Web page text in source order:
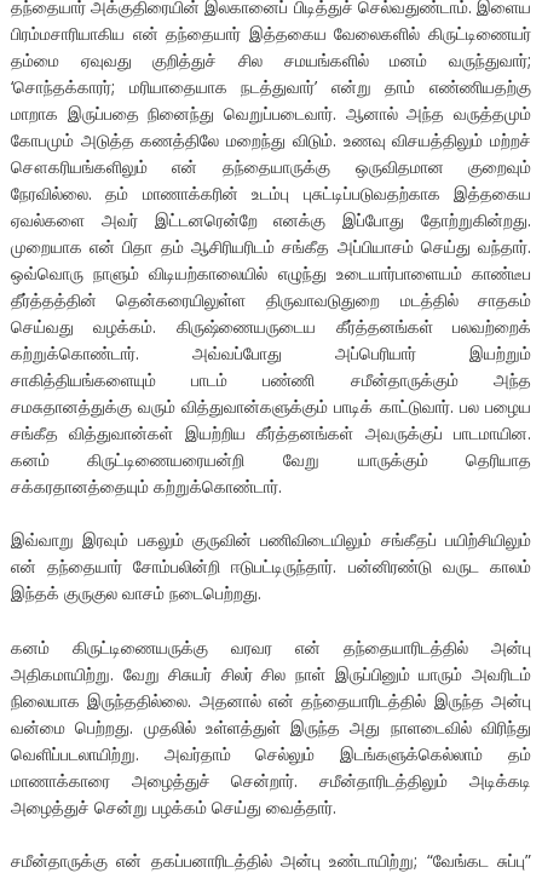
தந்தையார் அக்குதிரையின் இலகானைப் பிடித்துச் செல்வதுண்டாம். இளைய
பிரம்மசாரியாகிய என் தந்தையார் இத்தகைய வேலைகளில் கிருட்டிணையர்
தம்மை ஏவுவது குறித்துச் சில சமயங்களில் மனம் வருந்துவார்;
‘சொந்தக்காரர்; மரியாதையாக நடத்துவார்’ என்று தாம் எண்ணியதற்கு
மாறாக இருப்பதை நினைந்து வெறுப்படைவார். ஆனால் அந்த வருத்தமும்
கோபமும் அடுத்த கணத்திலே மறைந்து விடும். உணவு விசயத்திலும் மற்றச்
சௌகரியங்களிலும் என் தந்தையாருக்கு ஒருவிதமான குறைவும்
நேரவில்லை. தம் மாணாக்கரின் உடம்பு புசுட்டிப்படுவதற்காக இத்தகைய
ஏவல்களை அவர் இட்டனரென்றே எனக்கு இப்போது தோற்றுகின்றது.
முறையாக என் பிதா தம் ஆசிரியரிடம் சங்கீத அப்பியாசம் செய்து வந்தார்.
ஒவ்வொரு நாளும் விடியற்காலையில் எழுந்து உடையார்பாளையம் காண்டீப
தீர்த்தத்தின் தென்கரையிலுள்ள திருவாவடுதுறை மடத்தில் சாதகம்
செய்வது வழக்கம். கிருஷ்ணையருடைய கீர்த்தனங்கள் பலவற்றைக்
கற்றுக்கொண்டார். அவ்வப்போது அப்பெரியார் இயற்றும்
சாகித்தியங்களையும் பாடம் பண்ணி சமீன்தாருக்கும் அந்த
சமசுதானத்துக்கு வரும் வித்துவான்களுக்கும் பாடிக் காட்டுவார். பல பழைய
சங்கீத வித்துவான்கள் இயற்றிய கீர்த்தனங்கள் அவருக்குப் பாடமாயின.
கனம் கிருட்டிணையரையன்றி வேறு யாருக்கும் தெரியாத
சக்கரதானத்தையும் கற்றுக்கொண்டார்.
இவ்வாறு இரவும் பகலும் குருவின் பணிவிடையிலும் சங்கீதப் பயிற்சியிலும்
என் தந்தையார் சோம்பலின்றி ஈடுபட்டிருந்தார். பன்னிரண்டு வருட காலம்
இந்தக் குருகுல வாசம் நடைபெற்றது.
கனம் கிருட்டிணையருக்கு வரவர என் தந்தையாரிடத்தில் அன்பு
அதிகமாயிற்று. வேறு சிசுயர் சிலர் சில நாள் இருப்பினும் யாரும் அவரிடம்
நிலையாக இருந்ததில்லை. அதனால் என் தந்தையாரிடத்தில் இருந்த அன்பு
வன்மை பெற்றது. முதலில் உள்ளத்துள் இருந்த அது நாளடைவில் விரிந்து
வெளிப்படலாயிற்று. அவர்தாம் செல்லும் இடங்களுக்கெல்லாம் தம்
மாணாக்காரை அழைத்துச் சென்றார். சமீன்தாரிடத்திலும் அடிக்கடி
அழைத்துச் சென்று பழக்கம் செய்து வைத்தார்.
சமீன்தாருக்கு என் தகப்பனாரிடத்தில் அன்பு உண்டாயிற்று; “வேங்கட சுப்பு”